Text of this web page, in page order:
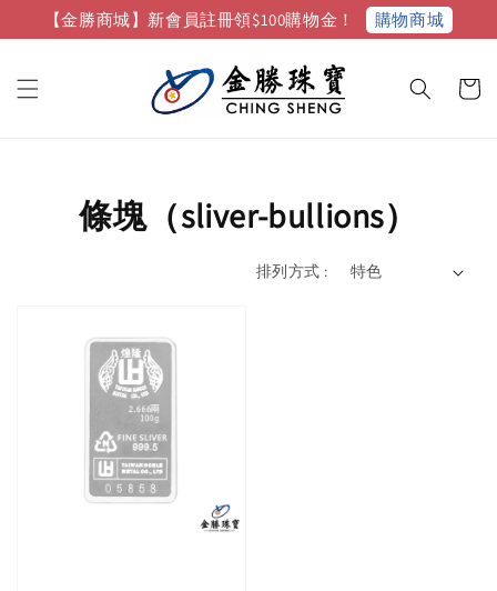
【金勝商城】新會員註冊領$100購物金！ 購物商城
條塊（sliver-bullions）
排列方式 :